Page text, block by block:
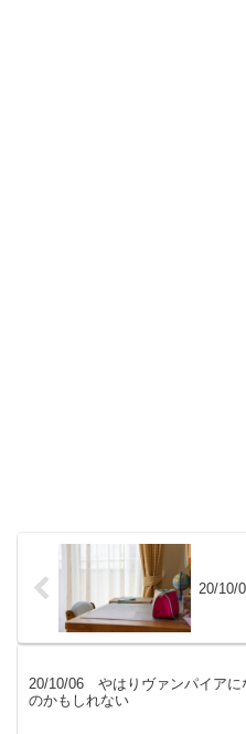
20/10/
20/10/06 やはりヴァンパイアに
のかもしれない